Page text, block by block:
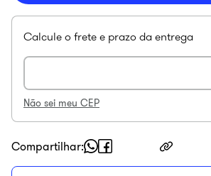
Não sei meu CEP
Compartilhar